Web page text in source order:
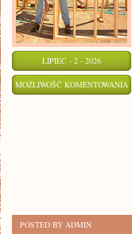
LIPIEC - 2 - 2026
MOŻLIWOŚĆ KOMENTOWANIA
POSTED BY ADMIN